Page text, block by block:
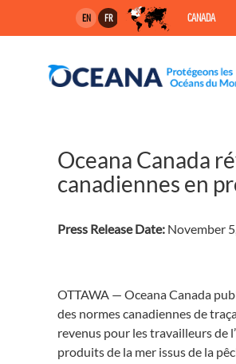
EN FR CANADA
Oceana Canada
canadiennes en
Press Release Date: November
OTTAWA — Oceana Canada
des normes canadiennes de
revenus pour les travailleurs de
produits de la mer issus de la